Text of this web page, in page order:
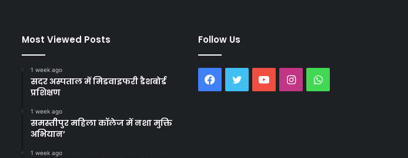
Most Viewed Posts
1 week ago
सदर अस्पताल में मिडवाइफरी डैशबोर्ड
प्रशिक्षण
1 week ago
समस्तीपुर महिला कॉलेज में नशा मुक्ति
अभियान’
1 week ago
Follow Us
Facebook
TwitterYouTubeInstagramWhatsApp